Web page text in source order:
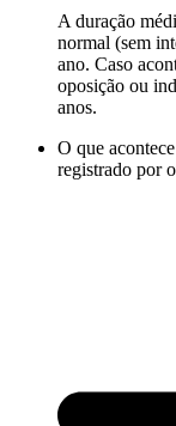
A duração
normal (sem
ano. Caso
oposição ou
anos.
O que
registrado por